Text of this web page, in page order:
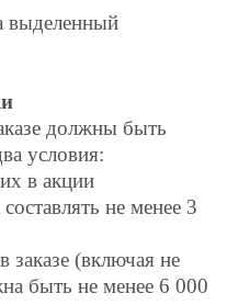
выделенный
должны быть
условия:
в акции
не менее 3
(включая не
быть не менее 6 000